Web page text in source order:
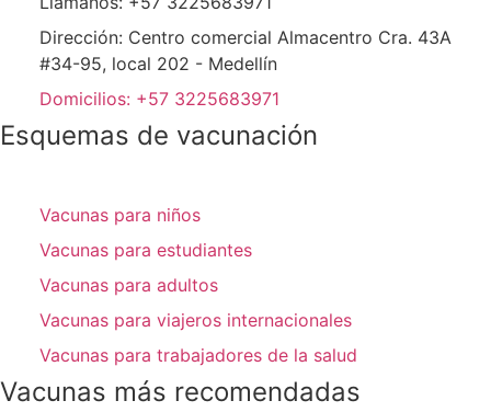
Dirección: Centro comercial Almacentro Cra. 43A
#34-95, local 202 - Medellín
Domicilios: +57 3225683971
Esquemas de vacunación
Vacunas para niños
Vacunas para estudiantes
Vacunas para adultos
Vacunas para viajeros internacionales
Vacunas para trabajadores de la salud
Vacunas más recomendadas